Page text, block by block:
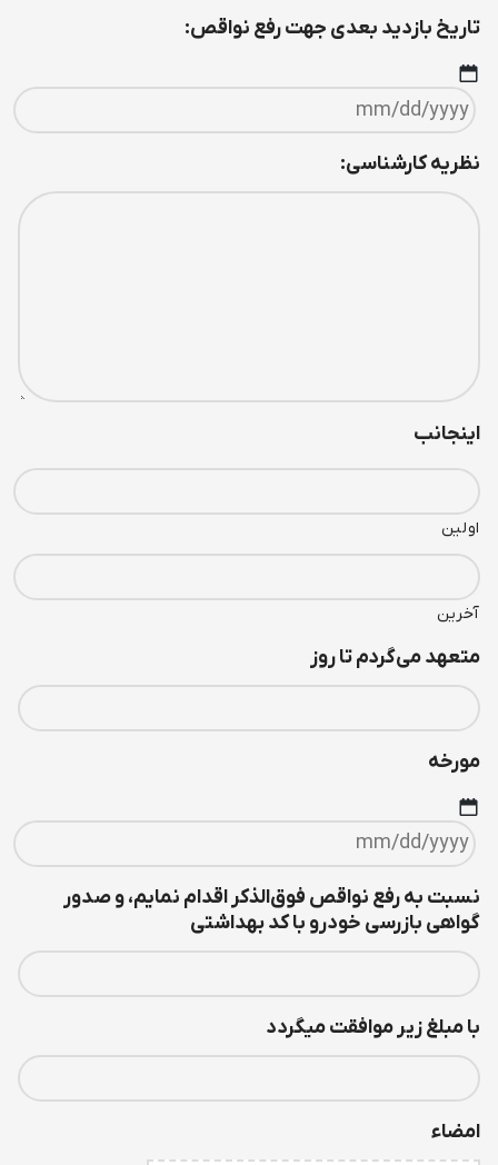
تاريخ بازديد بعدی جهت رفع نواقص:
نظريه کارشناسی:
اينجانب
اولین
آخرین
متعهد می‌گردم تا روز
مورخه
نسبت به رفع نواقص فوق‌الذکر اقدام نمايم، و صدور
گواهی بازرسی خودرو با کد بهداشتی
با مبلغ زیر موافقت میگردد
امضاء